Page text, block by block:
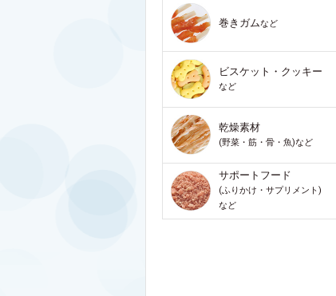
巻きガムなど
ビスケット・クッキー
など
乾燥素材
(野菜・筋・骨・魚)など
サポートフード
(ふりかけ・サプリメント)
など